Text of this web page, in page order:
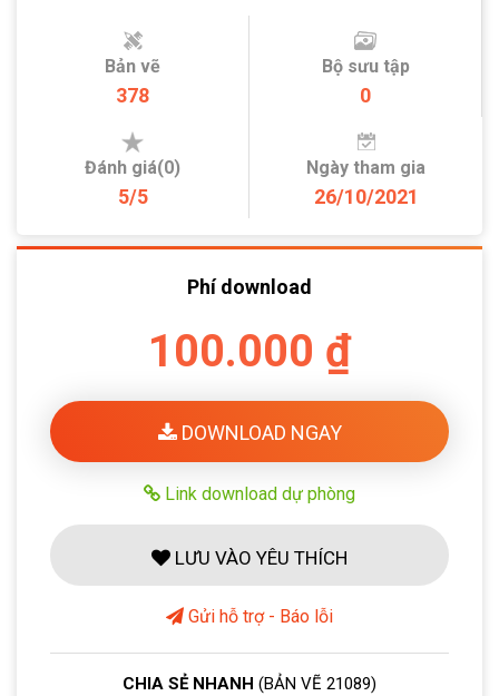
Bản vẽ
378
Bộ sưu tập
0
Đánh giá(0)
5/5
Ngày tham gia
26/10/2021
Phí download
100.000 ₫
DOWNLOAD NGAY
Link download dự phòng
LƯU VÀO YÊU THÍCH
Gửi hỗ trợ - Báo lỗi
CHIA SẺ NHANH (BẢN VẼ 21089)